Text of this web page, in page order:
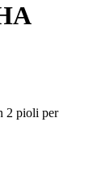
2 pioli per